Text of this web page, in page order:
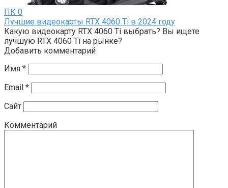
ПК 0
Лучшие видеокарты RTX 4060 Ti в 2024 году
Какую видеокарту RTX 4060 Ti выбрать? Вы ищете
лучшую RTX 4060 Ti на рынке?
Добавить комментарий
Имя *
Email *
Сайт
Комментарий